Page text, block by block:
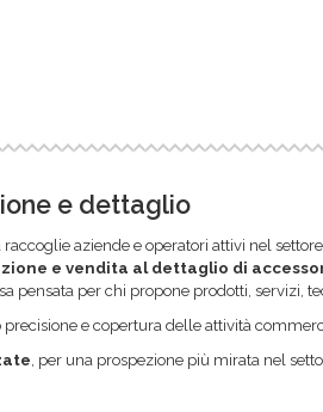
e dettaglio
aziende e operatori attivi nel
e vendita al dettaglio di
pensata per chi propone prodotti, servizi,
e copertura delle attività
, per una prospezione più mirata nel